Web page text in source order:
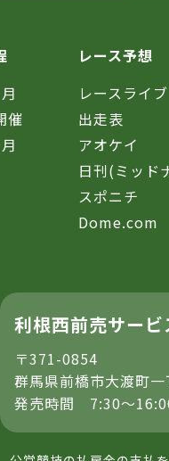
催
レース予想
レースライブ
出走表
アオケイ
日刊(ミッド
スポニチ
Dome.com
利根西前売サービ
〒371-0854
群馬県前橋市大渡町
発売時間 7:30～